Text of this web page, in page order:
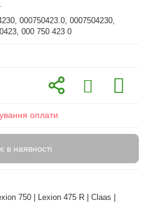
000750423.0, 0007504230,
000 750 423 0
оплати
в наявності
750 | Lexion 475 R | Claas |